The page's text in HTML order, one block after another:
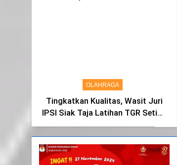
OLAHRAGA
Tingkatkan Kualitas, Wasit Juri
IPSI Siak Taja Latihan TGR Setiap
Tiga Bulan Sekali